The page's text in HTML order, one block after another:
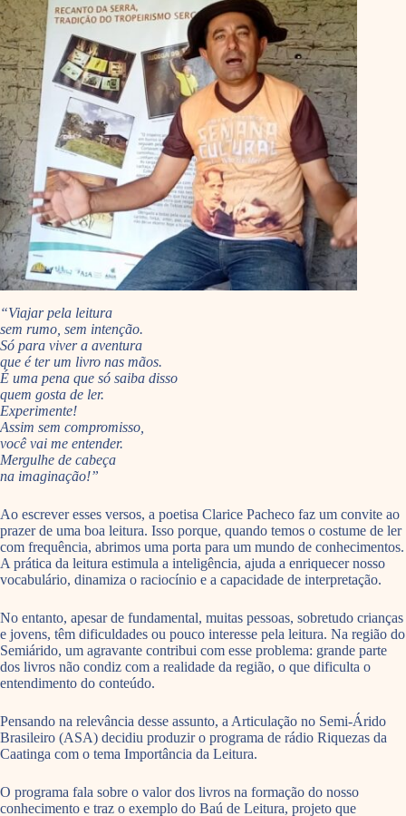
“Viajar pela leitura
sem rumo, sem intenção.
Só para viver a aventura
que é ter um livro nas mãos.
É uma pena que só saiba disso
quem gosta de ler.
Experimente!
Assim sem compromisso,
você vai me entender.
Mergulhe de cabeça
na imaginação!”
Ao escrever esses versos, a poetisa Clarice Pacheco faz um convite ao
prazer de uma boa leitura. Isso porque, quando temos o costume de ler
com frequência, abrimos uma porta para um mundo de conhecimentos.
A prática da leitura estimula a inteligência, ajuda a enriquecer nosso
vocabulário, dinamiza o raciocínio e a capacidade de interpretação.
No entanto, apesar de fundamental, muitas pessoas, sobretudo crianças
e jovens, têm dificuldades ou pouco interesse pela leitura. Na região do
Semiárido, um agravante contribui com esse problema: grande parte
dos livros não condiz com a realidade da região, o que dificulta o
entendimento do conteúdo.
Pensando na relevância desse assunto, a Articulação no Semi-Árido
Brasileiro (ASA) decidiu produzir o programa de rádio Riquezas da
Caatinga com o tema Importância da Leitura.
O programa fala sobre o valor dos livros na formação do nosso
conhecimento e traz o exemplo do Baú de Leitura, projeto que